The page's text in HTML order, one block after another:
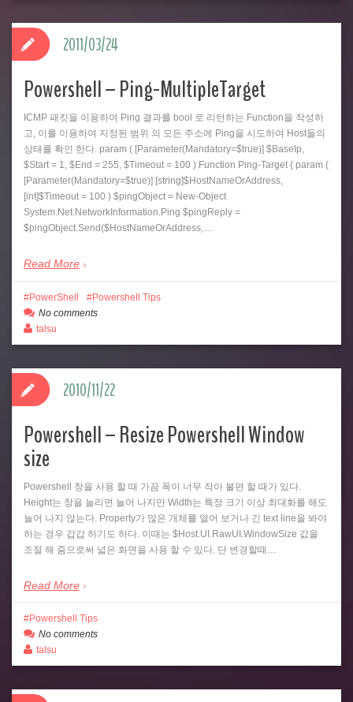
Powershell – Ping-MultipleTarget
ICMP 패킷을 이용하여 Ping 결과를 bool 로 리턴하는 Function을 작성하
고, 이를 이용하여 지정된 범위 의 모든 주소에 Ping을 시도하여 Host들의
상태를 확인 한다. param ( [Parameter(Mandatory=$true)] $BaseIp,
$Start = 1, $End = 255, $Timeout = 100 ) Function Ping-Target { param (
[Parameter(Mandatory=$true)] [string]$HostNameOrAddress,
[int]$Timeout = 100 ) $pingObject = New-Object
System.Net.NetworkInformation.Ping $pingReply =
$pingObject.Send($HostNameOrAddress,…
Read More
2011/03/24
PowerShell
Powershell Tips
No comments
talsu
Powershell – Resize Powershell Window
size
Powershell 창을 사용 할 때 가끔 폭이 너무 작아 불편 할 때가 있다.
Height는 창을 늘리면 늘어 나지만 Width는 특정 크기 이상 최대화를 해도
늘어 나지 않는다. Property가 많은 개체를 열어 보거나 긴 text line을 봐야
하는 경우 갑갑 하기도 하다. 이때는 $Host.UI.RawUI.WindowSize 값을
조절 해 줌으로써 넓은 화면을 사용 할 수 있다. 단 변경할때…
Read More
2010/11/22
Powershell Tips
No comments
talsu